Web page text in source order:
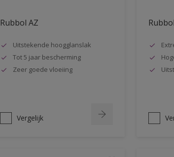
Rubbol AZ
Uitstekende hoogglanslak
Tot 5 jaar bescherming
Zeer goede vloeiing
Vergelijk